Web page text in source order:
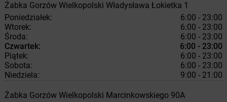
Żabka Gorzów Wielkopolski Władysława Łokietka 1
Poniedziałek:
6:00 - 23:00
Wtorek:
6:00 - 23:00
Środa:
6:00 - 23:00
Czwartek:
6:00 - 23:00
Piątek:
6:00 - 23:00
Sobota:
6:00 - 23:00
Niedziela:
9:00 - 21:00
Żabka Gorzów Wielkopolski Marcinkowskiego 90A